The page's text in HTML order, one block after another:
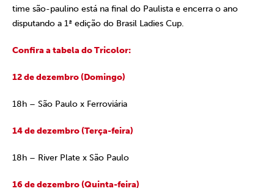
time são-paulino está na final do Paulista e encerra o ano
disputando a 1ª edição do Brasil Ladies Cup.
Confira a tabela do Tricolor:
12 de dezembro (Domingo)
18h – São Paulo x Ferroviária
14 de dezembro (Terça-feira)
18h – River Plate x São Paulo
16 de dezembro (Quinta-feira)